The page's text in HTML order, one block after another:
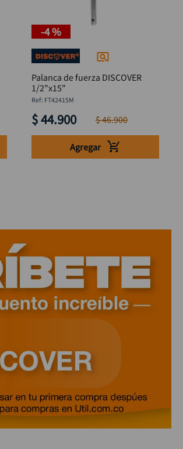
-4 %
Palanca de fuerza DISCOVER
1/2"x15"
: FT42415M
$44.900 $46.900
Agregar